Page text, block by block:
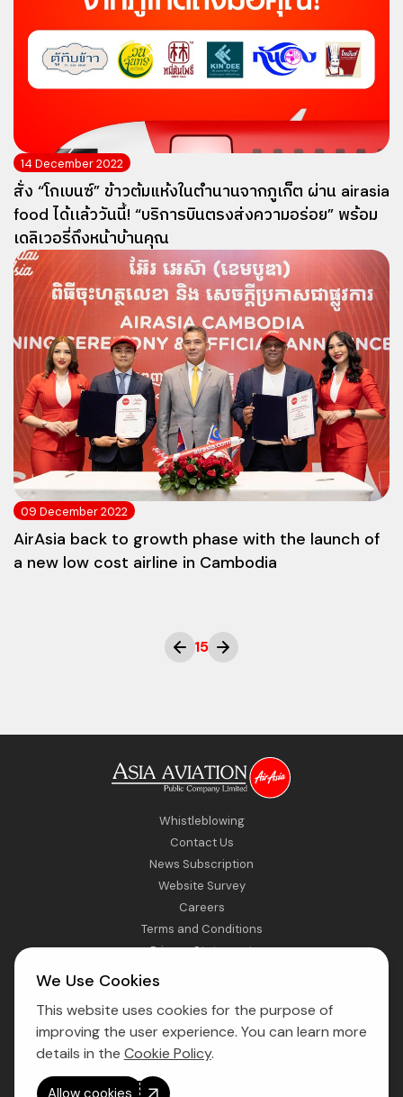
We Use Cookies
This website uses cookies for the purpose of
improving the user experience. You can learn more
details in the Cookie Policy.
Allow cookies
14 December 2022
สั่ง “โกเบนซ์” ข้าวต้มแห้งในตำนานจากภูเก็ต ผ่าน airasia
food ได้เเล้ววันนี้! “บริการบินตรงส่งความอร่อย” พร้อม
เดลิเวอรี่ถึงหน้าบ้านคุณ
09 December 2022
AirAsia back to growth phase with the launch of
a new low cost airline in Cambodia
15
Whistleblowing
Contact Us
News Subscription
Website Survey
Careers
Terms and Conditions
Privacy Statement
Direct Access to Fly AirAsia